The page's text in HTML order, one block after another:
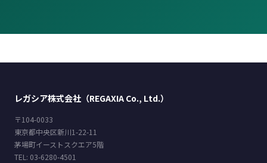
レガシア株式会社（REGAXIA Co., Ltd.）
〒104-0033
東京都中央区新川1-22-11
茅場町イーストスクエア5階
TEL: 03-6280-4501